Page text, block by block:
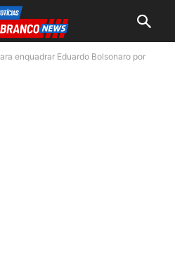
enquadrar Eduardo Bolsonaro por